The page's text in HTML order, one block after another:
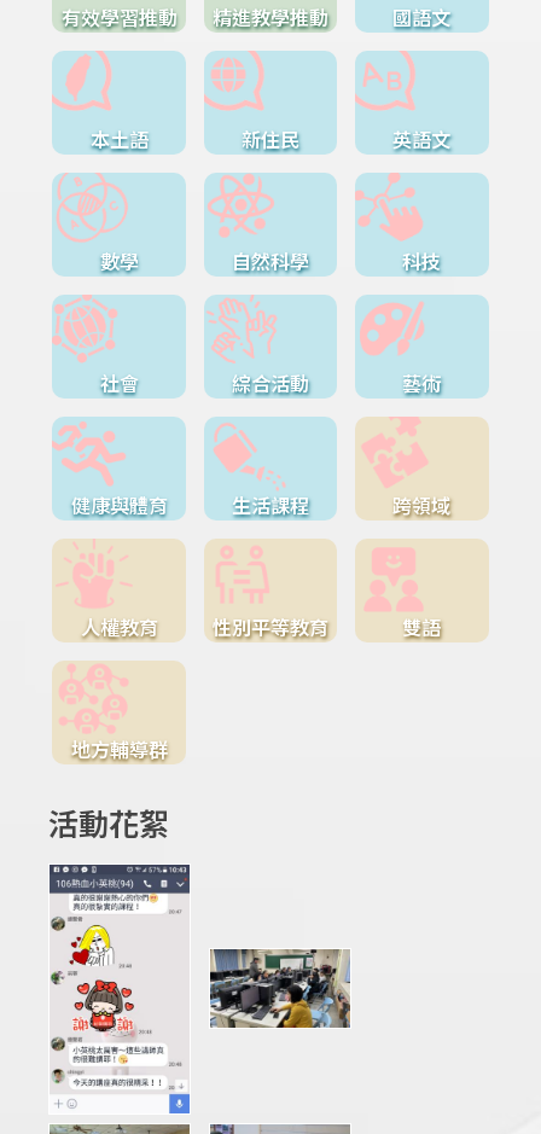
有效學習推動 精進教學推動 國語文
本土語 新住民 英語文
數學 自然科學 科技
社會 綜合活動 藝術
健康與體育 生活課程 跨領域
人權教育 性別平等教育 雙語
地方輔導群
活動花絮